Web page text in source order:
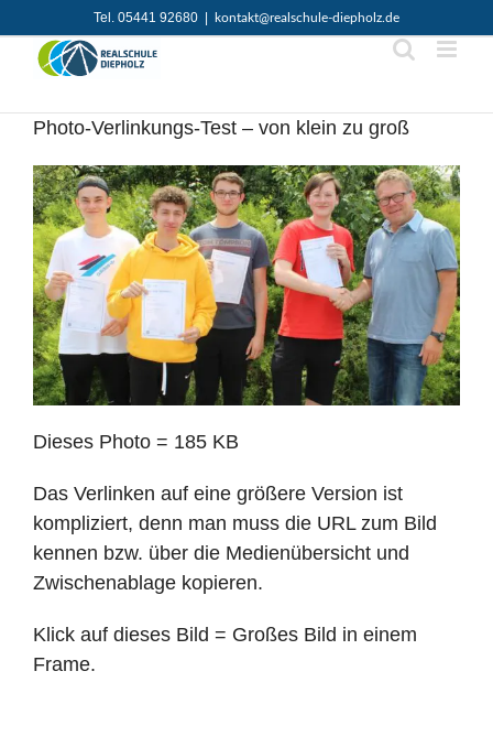
Inhalt
springen
Tel. 05441 92680 kontakt@realschule-diepholz.de
Photo-Verlinkungs-Test – von klein zu groß
Dieses Photo = 185 KB
Das Verlinken auf eine größere Version ist
kompliziert, denn man muss die URL zum Bild
kennen bzw. über die Medienübersicht und
Zwischenablage kopieren.
Klick auf dieses Bild = Großes Bild in einem
Frame.